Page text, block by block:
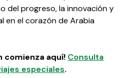
del progreso, la innovación y
en el corazón de Arabia
comienza aquí! Consulta
especiales.